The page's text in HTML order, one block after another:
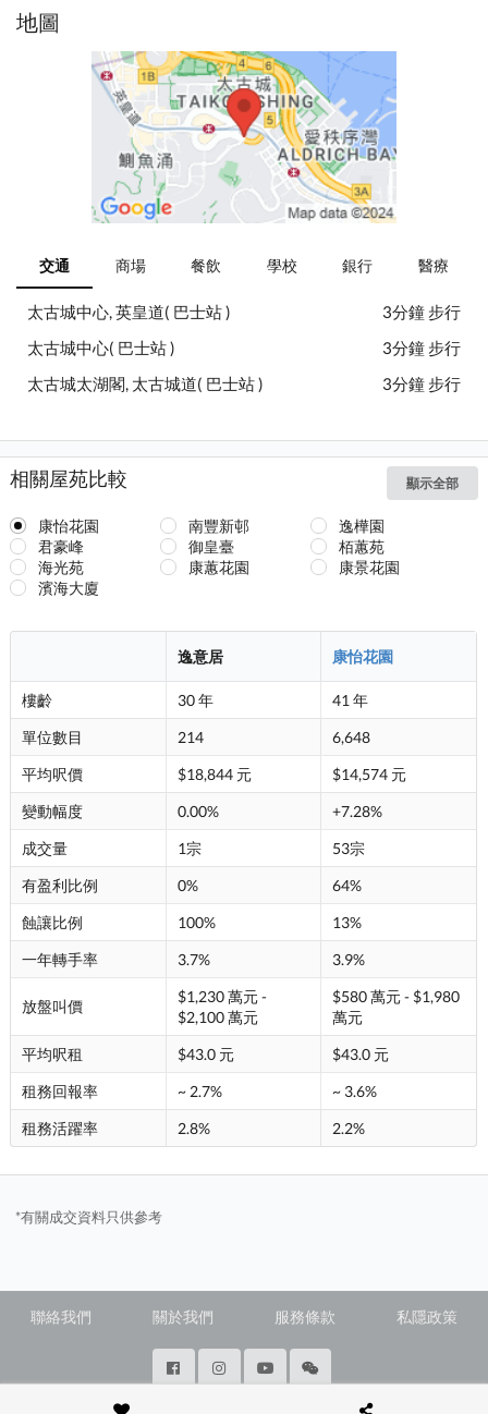
地圖
交通 商場 餐飲 學校 銀行 醫療
太古城中心, 英皇道( 巴士站 )
3分鐘 步行
太古城中心( 巴士站 )
3分鐘 步行
太古城太湖閣, 太古城道( 巴士站 )
3分鐘 步行
相關屋苑比較 顯示全部
康怡花園 南豐新邨
逸樺園
君豪峰
御皇臺
栢蕙苑
海光苑
康蕙花園
康景花園
濱海大廈
逸意居 康怡花園
樓齡 30 年
41 年
單位數目
214
6,648
平均呎價
$18,844 元
$14,574 元
變動幅度
0.00%
+7.28%
成交量
1宗
53宗
有盈利比例
0%
64%
蝕讓比例
100%
13%
一年轉手率
3.7% 3.9%
放盤叫價
$1,230 萬元 -
$2,100 萬元
$580 萬元 - $1,980
萬元
平均呎租
$43.0 元
$43.0 元
租務回報率
~ 2.7%
~ 3.6%
租務活躍率
2.8% 2.2%
*有關成交資料只供參考
聯絡我們 關於我們 服務條款 私隱政策
@ Copyright 2026 28Hse LTD All rights reserved.